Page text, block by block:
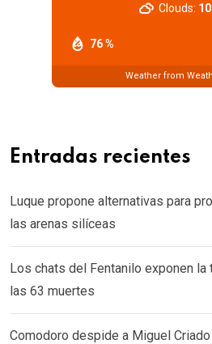
76 %
Clouds:
Weather from
Entradas recientes
Luque propone alternativas para
las arenas silíceas
Los chats del Fentanilo exponen
las 63 muertes
Comodoro despide a Miguel